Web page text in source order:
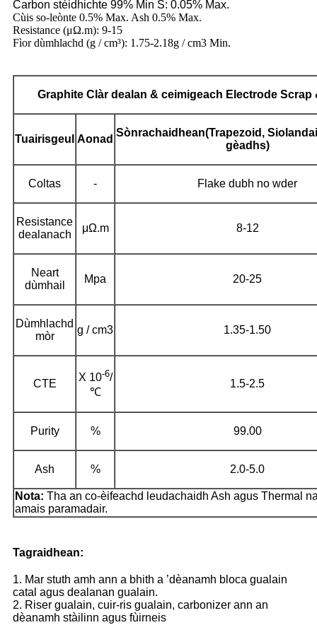
Carbon stèidhichte 99% Min S: 0.05% Max.
Cùis so-leònte 0.5% Max. Ash 0.5% Max.
Resistance (μΩ.m): 9-15
Fìor dùmhlachd (g / cm³): 1.75-2.18g / cm3 Min.
Graphite Clàr dealan & ceimigeach Electrode Scrap
Tuairisgeul Aonad
Sònrachaidhean(Trapezoid,
gèadhs)
Coltas - Flake dubh no wder
Resistance
dealanach
μΩ.m 8-12
Neart
dùmhail
Mpa 20-25
Dùmhlachd
mòr
g / cm3 1.35-1.50
CTE
X 10-6/
℃
1.5-2.5
Purity % 99.00
Ash % 2.0-5.0
Nota: Tha an co-èifeachd leudachaidh Ash agus Thermal
amais paramadair.
Tagraidhean:
1. Mar stuth amh ann a bhith a ’dèanamh bloca gualain
catal agus dealanan gualain.
2. Riser gualain, cuir-ris gualain, carbonizer ann an
dèanamh stàilinn agus fùirneis